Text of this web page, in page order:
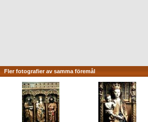
Fler fotografier av samma föremål